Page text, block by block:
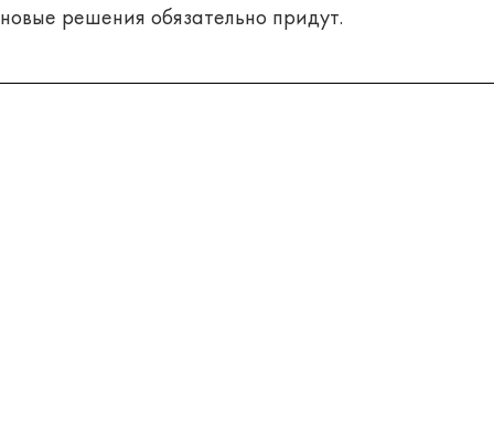
новые решения обязательно придут.